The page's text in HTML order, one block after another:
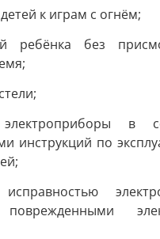
к играм с огнём;
ребёнка без
электроприборы в
инструкций по